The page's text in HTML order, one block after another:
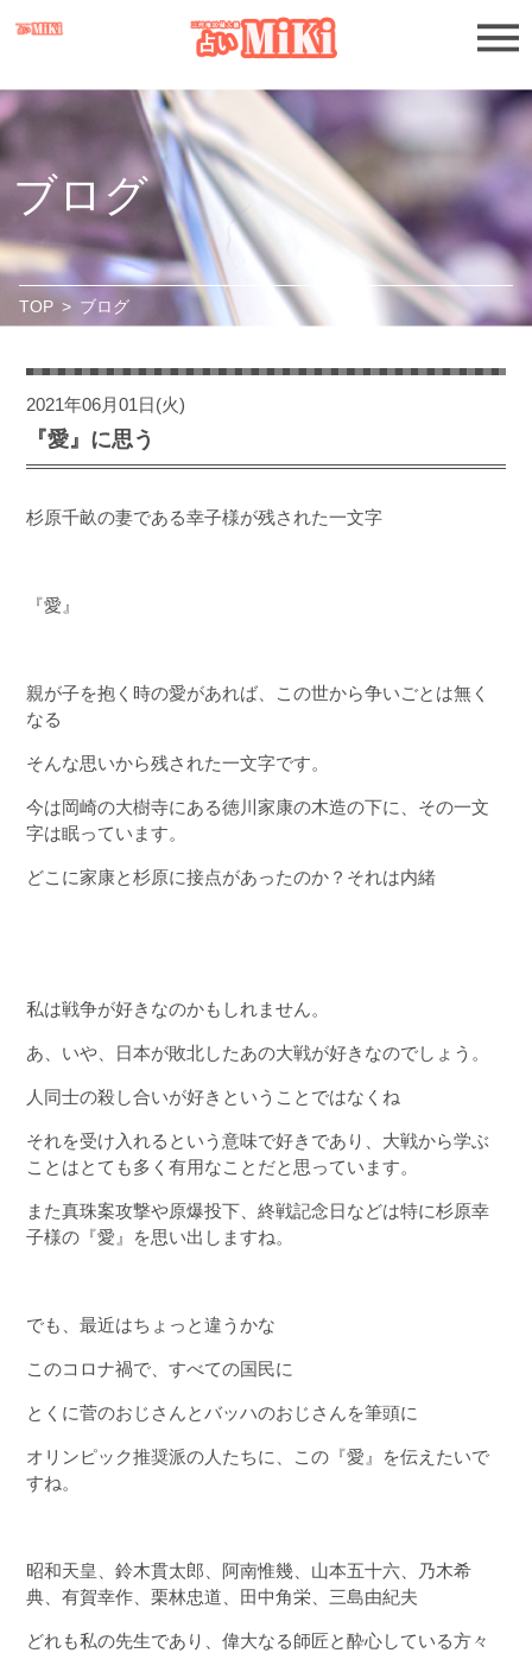
ブログ
TOP > ブログ
2021年06月01日(火)
『愛』に思う
杉原千畝の妻である幸子様が残された一文字
『愛』
親が子を抱く時の愛があれば、この世から争いごとは無く
なる
そんな思いから残された一文字です。
今は岡崎の大樹寺にある徳川家康の木造の下に、その一文
字は眠っています。
どこに家康と杉原に接点があったのか？それは内緒
私は戦争が好きなのかもしれません。
あ、いや、日本が敗北したあの大戦が好きなのでしょう。
人同士の殺し合いが好きということではなくね
それを受け入れるという意味で好きであり、大戦から学ぶ
ことはとても多く有用なことだと思っています。
また真珠案攻撃や原爆投下、終戦記念日などは特に杉原幸
子様の『愛』を思い出しますね。
でも、最近はちょっと違うかな
このコロナ禍で、すべての国民に
とくに菅のおじさんとバッハのおじさんを筆頭に
オリンピック推奨派の人たちに、この『愛』を伝えたいで
すね。
昭和天皇、鈴木貫太郎、阿南惟幾、山本五十六、乃木希
典、有賀幸作、栗林忠道、田中角栄、三島由紀夫
どれも私の先生であり、偉大なる師匠と酔心している方々